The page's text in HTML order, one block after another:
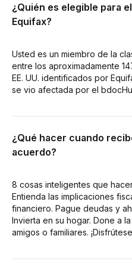
¿Quién es elegible para
Equifax?
Usted es un miembro de la
entre los aproximadamente
EE. UU. identificados por
se vio afectada por el
¿Qué hacer cuando
acuerdo?
8 cosas inteligentes que
Entienda las implicaciones
financiero. Pague deudas y
Invierta en su hogar. Done a
amigos o familiares.